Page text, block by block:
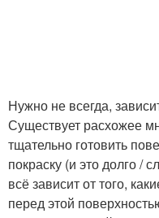
Нужно не всегда,
Существует расхожее
тщательно готовить
покраску (и это долго /
всё зависит от того,
перед этой